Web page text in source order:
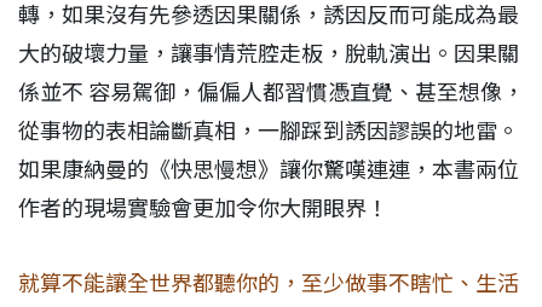
轉，如果沒有先參透因果關係，誘因反而可能成為最
大的破壞力量，讓事情荒腔走板，脫軌演出。因果關
係並不 容易駕御，偏偏人都習慣憑直覺、甚至想像，
從事物的表相論斷真相，一腳踩到誘因謬誤的地雷。
如果康納曼的《快思慢想》讓你驚嘆連連，本書兩位
作者的現場實驗會更加令你大開眼界！
就算不能讓全世界都聽你的，至少做事不瞎忙、生活